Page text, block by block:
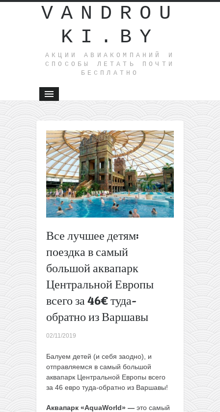
VANDROU
KI.BY
АКЦИИ АВИАКОМПАНИЙ И
СПОСОБЫ ЛЕТАТЬ ПОЧТИ
БЕСПЛАТНО
Все лучшее детям:
поездка в самый
большой аквапарк
Центральной Европы
всего за 46€ туда-
обратно из Варшавы
02/11/2019
Балуем детей (и себя заодно), и
отправляемся в самый большой
аквапарк Центральной Европы всего
за 46 евро туда-обратно из Варшавы!
Аквапарк «AquaWorld» — это самый
по
Рим,
Малага и
Милан в
поездке
Минска
всего за
88€
полеты по